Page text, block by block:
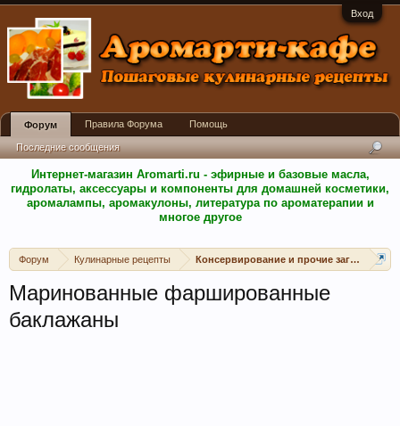
Вход
Интернет-магазин Aromarti.ru - эфирные и базовые масла,
гидролаты, аксессуары и компоненты для домашней косметики,
аромалампы, аромакулоны, литература по ароматерапии и
многое другое
Форум Кулинарные рецепты Консервирование и прочие заготовки
Маринованные фаршированные
баклажаны
Форум
Последние сообщения
Правила Форума Помощь